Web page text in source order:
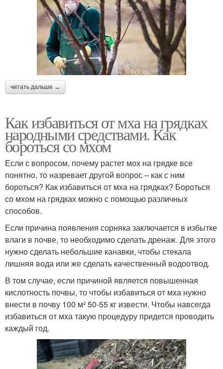
читать дальше →
Как избавиться от мха на грядках
народными средствами. Как
бороться со мхом
Если с вопросом, почему растет мох на грядке все
понятно, то назревает другой вопрос – как с ним
бороться? Как избавиться от мха на грядках? Бороться
со мхом на грядках можно с помощью различных
способов.
Если причина появления сорняка заключается в избытке
влаги в почве, то необходимо сделать дренаж. Для этого
нужно сделать небольшие канавки, чтобы стекала
лишняя вода или же сделать качественный водоотвод.
В том случае, если причиной является повышенная
кислотность почвы, то чтобы избавиться от мха нужно
внести в почву 100 м² 50-55 кг извести. Чтобы навсегда
избавиться от мха такую процедуру придется проводить
каждый год.